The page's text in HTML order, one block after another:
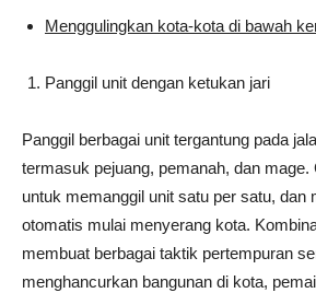
Menggulingkan kota-kota di bawah
Panggil unit dengan ketukan jari
Panggil berbagai unit tergantung pada
termasuk pejuang, pemanah, dan
untuk memanggil unit satu per satu, dan
otomatis mulai menyerang kota.
membuat berbagai taktik pertempuran
menghancurkan bangunan di kota,